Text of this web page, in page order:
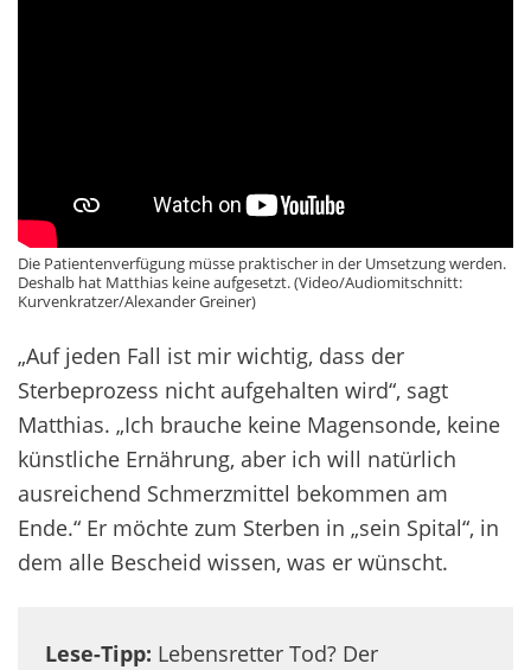
Die Patientenverfügung müsse praktischer in der Umsetzung werden.
Deshalb hat Matthias keine aufgesetzt. (Video/Audiomitschnitt:
Kurvenkratzer/Alexander Greiner)
„Auf jeden Fall ist mir wichtig, dass der
Sterbeprozess nicht aufgehalten wird“, sagt
Matthias. „Ich brauche keine Magensonde, keine
künstliche Ernährung, aber ich will natürlich
ausreichend Schmerzmittel bekommen am
Ende.“ Er möchte zum Sterben in „sein Spital“, in
dem alle Bescheid wissen, was er wünscht.
Lese-Tipp: Lebensretter Tod? Der